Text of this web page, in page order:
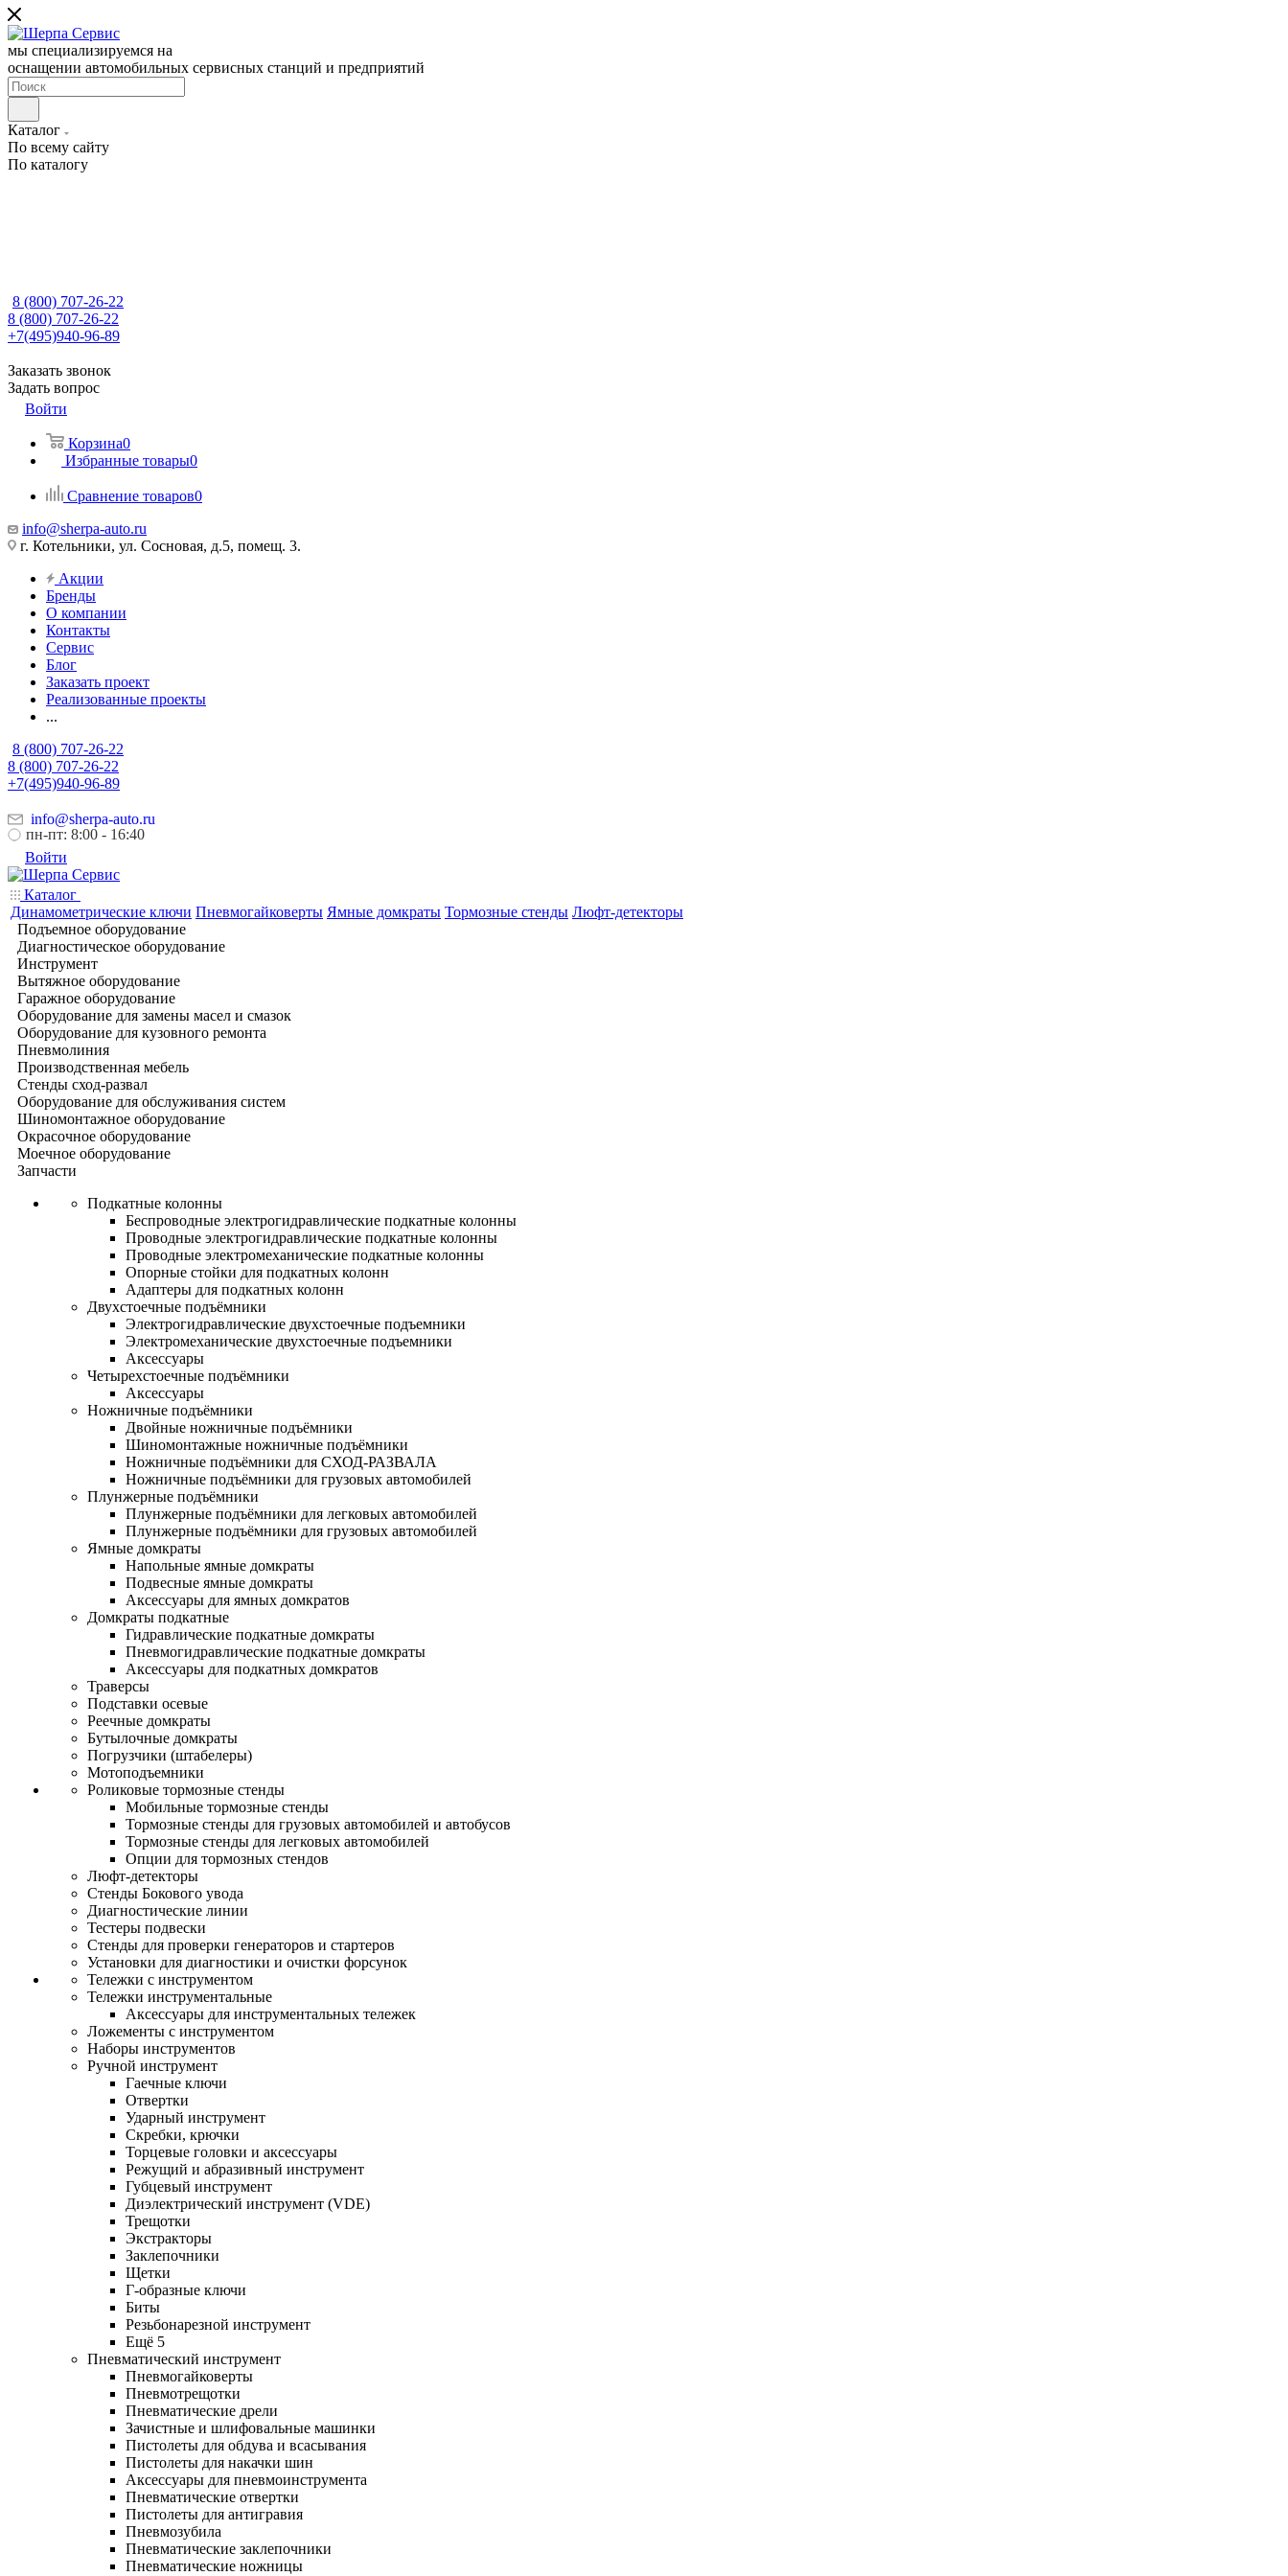
мы специализируемся на
оснащении автомобильных сервисных станций и предприятий
Каталог
По всему сайту
По каталогу
8 (800) 707-26-22
8 (800) 707-26-22
+7(495)940-96-89
Заказать звонок
Задать вопрос
Войти
Корзина0
Избранные товары0
Сравнение товаров0
info@sherpa-auto.ru
г. Котельники, ул. Сосновая, д.5, помещ. 3.
Акции
Бренды
О компании
Контакты
Сервис
Блог
Заказать проект
Реализованные проекты
...
8 (800) 707-26-22
8 (800) 707-26-22
+7(495)940-96-89
info@sherpa-auto.ru
пн-пт: 8:00 - 16:40
Войти
Каталог
Динамометрические ключи Пневмогайковерты Ямные домкраты Тормозные стенды Люфт-детекторы
Подъемное оборудование
Диагностическое оборудование
Инструмент
Вытяжное оборудование
Гаражное оборудование
Оборудование для замены масел и смазок
Оборудование для кузовного ремонта
Пневмолиния
Производственная мебель
Стенды сход-развал
Оборудование для обслуживания систем
Шиномонтажное оборудование
Окрасочное оборудование
Моечное оборудование
Запчасти
Подкатные колонны
Беспроводные электрогидравлические подкатные колонны
Проводные электрогидравлические подкатные колонны
Проводные электромеханические подкатные колонны
Опорные стойки для подкатных колонн
Адаптеры для подкатных колонн
Двухстоечные подъёмники
Электрогидравлические двухстоечные подъемники
Электромеханические двухстоечные подъемники
Аксессуары
Четырехстоечные подъёмники
Аксессуары
Ножничные подъёмники
Двойные ножничные подъёмники
Шиномонтажные ножничные подъёмники
Ножничные подъёмники для СХОД-РАЗВАЛА
Ножничные подъёмники для грузовых автомобилей
Плунжерные подъёмники
Плунжерные подъёмники для легковых автомобилей
Плунжерные подъёмники для грузовых автомобилей
Ямные домкраты
Напольные ямные домкраты
Подвесные ямные домкраты
Аксессуары для ямных домкратов
Домкраты подкатные
Гидравлические подкатные домкраты
Пневмогидравлические подкатные домкраты
Аксессуары для подкатных домкратов
Траверсы
Подставки осевые
Реечные домкраты
Бутылочные домкраты
Погрузчики (штабелеры)
Мотоподъемники
Роликовые тормозные стенды
Мобильные тормозные стенды
Тормозные стенды для грузовых автомобилей и автобусов
Тормозные стенды для легковых автомобилей
Опции для тормозных стендов
Люфт-детекторы
Стенды Бокового увода
Диагностические линии
Тестеры подвески
Стенды для проверки генераторов и стартеров
Установки для диагностики и очистки форсунок
Тележки с инструментом
Тележки инструментальные
Аксессуары для инструментальных тележек
Ложементы с инструментом
Наборы инструментов
Ручной инструмент
Гаечные ключи
Отвертки
Ударный инструмент
Скребки, крючки
Торцевые головки и аксессуары
Режущий и абразивный инструмент
Губцевый инструмент
Диэлектрический инструмент (VDE)
Трещотки
Экстракторы
Заклепочники
Щетки
Г-образные ключи
Биты
Резьбонарезной инструмент
Ещё 5
Пневматический инструмент
Пневмогайковерты
Пневмотрещотки
Пневматические дрели
Зачистные и шлифовальные машинки
Пистолеты для обдува и всасывания
Пистолеты для накачки шин
Аксессуары для пневмоинструмента
Пневматические отвертки
Пистолеты для антигравия
Пневмозубила
Пневматические заклепочники
Пневматические ножницы